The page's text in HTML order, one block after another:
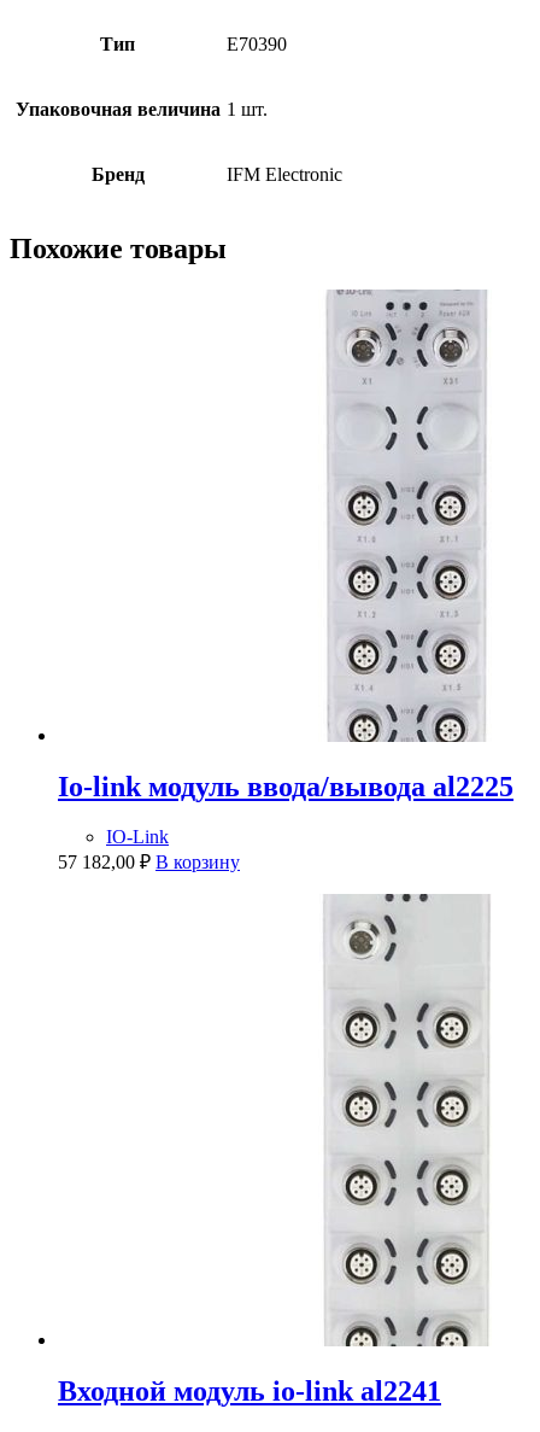
Тип E70390
Упаковочная величина 1 шт.
Бренд IFM Electronic
Похожие товары
Io-link модуль ввода/вывода al2225
IO-Link
57 182,00 ₽ В корзину
Входной модуль io-link al2241